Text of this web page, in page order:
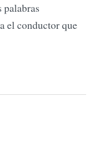
palabras
el conductor que